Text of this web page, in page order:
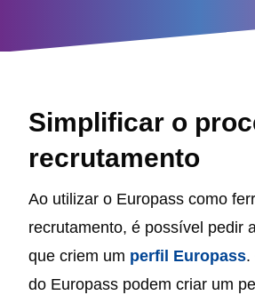
Simplificar o
recrutamento
Ao utilizar o Europass como
recrutamento, é possível pedir
que criem um perfil Europass.
do Europass podem criar um